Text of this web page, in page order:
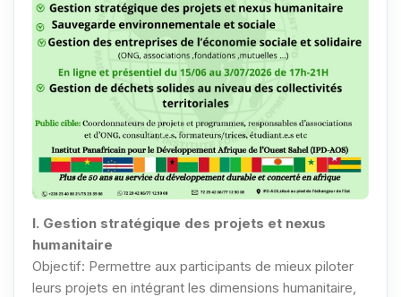
I. Gestion stratégique des projets et nexus
humanitaire
Objectif: Permettre aux participants de mieux piloter
leurs projets en intégrant les dimensions humanitaire,